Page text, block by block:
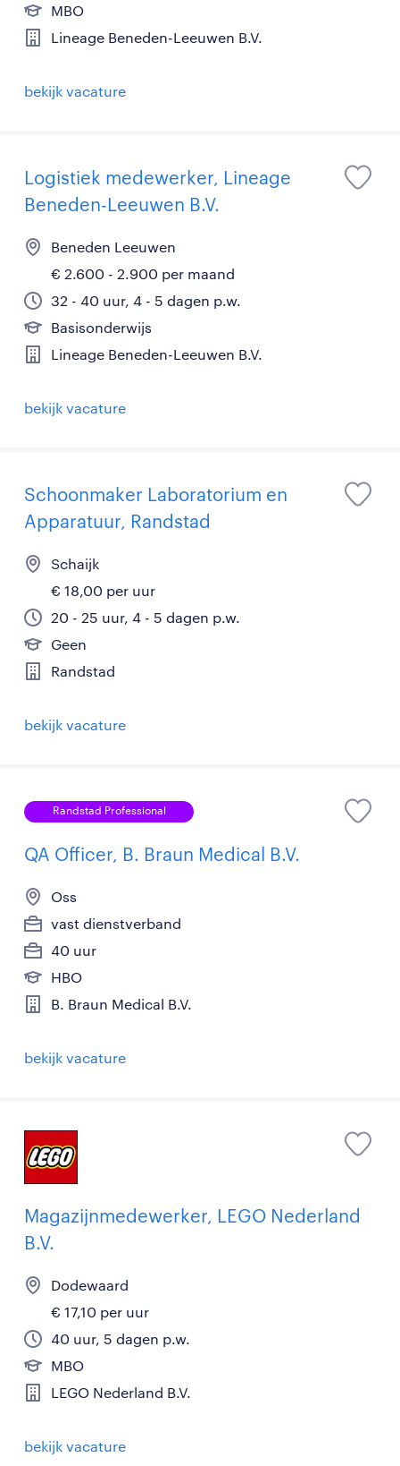
MBO
Lineage Beneden-Leeuwen B.V.
bekijk vacature
Logistiek medewerker, Lineage
Beneden-Leeuwen B.V.
Beneden Leeuwen
€ 2.600 - 2.900 per maand
32 - 40 uur, 4 - 5 dagen p.w.
Basisonderwijs
Lineage Beneden-Leeuwen B.V.
bekijk vacature
Schoonmaker Laboratorium en
Apparatuur, Randstad
Schaijk
€ 18,00 per uur
20 - 25 uur, 4 - 5 dagen p.w.
Geen
Randstad
bekijk vacature
Randstad Professional
QA Officer, B. Braun Medical B.V.
Oss
vast dienstverband
40 uur
HBO
B. Braun Medical B.V.
bekijk vacature
Magazijnmedewerker, LEGO Nederland
B.V.
Dodewaard
€ 17,10 per uur
40 uur, 5 dagen p.w.
MBO
LEGO Nederland B.V.
bekijk vacature